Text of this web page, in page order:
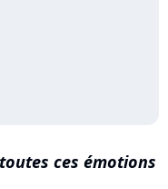
ces émotions